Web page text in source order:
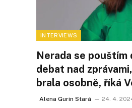
INTERVIEWS
Nerada se
debat nad
brala osobně, říká
Alena Gurin Stará 24. 4.